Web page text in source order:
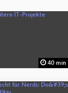
40 min